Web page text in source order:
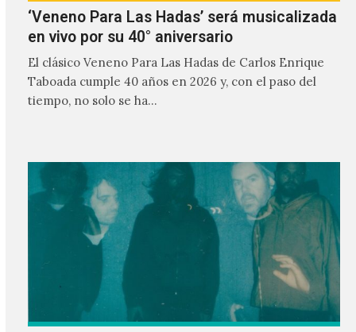
‘Veneno Para Las Hadas’ será musicalizada
en vivo por su 40° aniversario
El clásico Veneno Para Las Hadas de Carlos Enrique
Taboada cumple 40 años en 2026 y, con el paso del
tiempo, no solo se ha…